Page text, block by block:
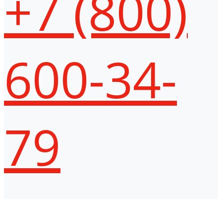
600-34-
79